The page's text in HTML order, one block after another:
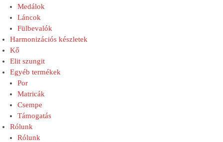
Medálok
Láncok
Fülbevalók
Harmonizációs készletek
Kő
Elit szungit
Egyéb termékek
Por
Matricák
Csempe
Támogatás
Rólunk
Rólunk